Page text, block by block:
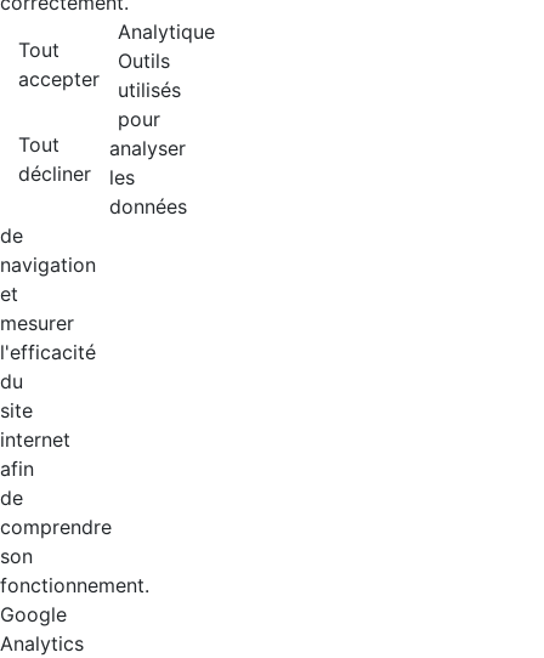
Tout
accepter
Tout
décliner
Analytique
Outils
utilisés
pour
analyser
les
données
de
navigation
et
mesurer
l'efficacité
du
site
internet
afin
de
comprendre
son
fonctionnement.
Google
Analytics